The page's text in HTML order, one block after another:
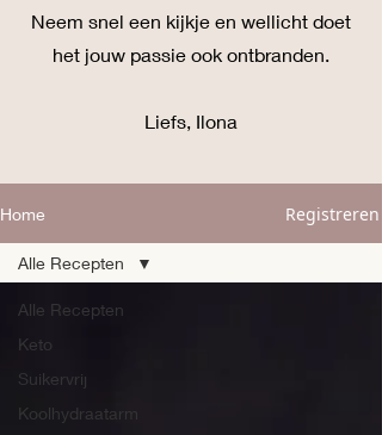
Neem snel een kijkje en wellicht doet
het jouw passie ook ontbranden.
Liefs, Ilona
Home Registreren
Alle Recepten
Keto
Suikervrij
Koolhydraatarm
Alle Recepten